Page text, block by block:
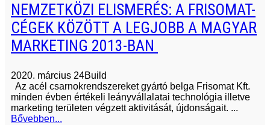
NEMZETKÖZI ELISMERÉS: A FRISOMAT-
CÉGEK KÖZÖTT A LEGJOBB A MAGYAR
MARKETING 2013-BAN
2020. március 24Build
Az acél csarnokrendszereket gyártó belga Frisomat Kft.
minden évben értékeli leányvállalatai technológia illetve
marketing területen végzett aktivitását, újdonságait. ...
Bővebben...